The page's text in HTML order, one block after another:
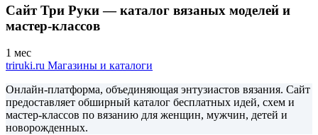
Сайт Три Руки — каталог вязаных моделей и
мастер-классов
1 мес
triruki.ru Магазины и каталоги
Онлайн-платформа, объединяющая энтузиастов вязания. Сайт
предоставляет обширный каталог бесплатных идей, схем и
мастер-классов по вязанию для женщин, мужчин, детей и
новорожденных.